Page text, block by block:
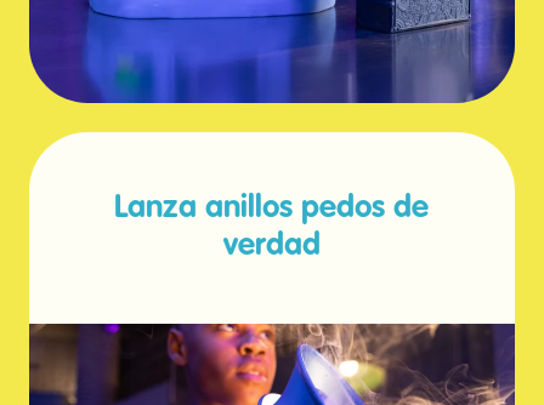
Lanza anillos pedos de
verdad